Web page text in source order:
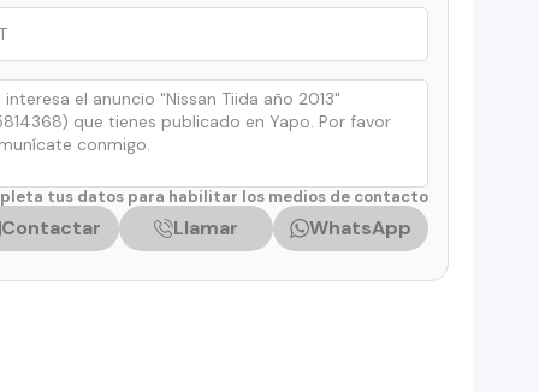
tus datos para habilitar los medios de contacto
Contactar Llamar WhatsApp